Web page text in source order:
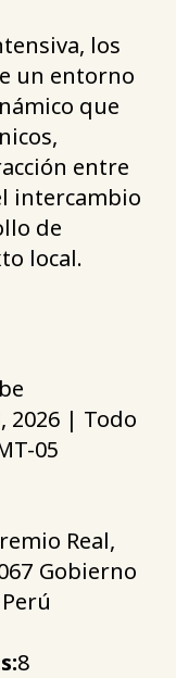
los
un entorno
que
entre
intercambio
de
local.
2026 | Todo
05
Real,
Gobierno
Perú
8